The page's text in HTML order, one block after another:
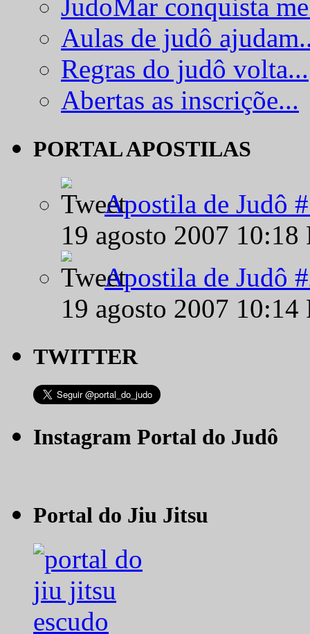
JudoMar conquista
Aulas de judô
Regras do judô volta...
Abertas as inscriçõe...
PORTAL APOSTILAS
Apostila de Judô
19 agosto 2007
Apostila de Judô
19 agosto 2007
TWITTER
Instagram Portal do Judô
Portal do Jiu Jitsu